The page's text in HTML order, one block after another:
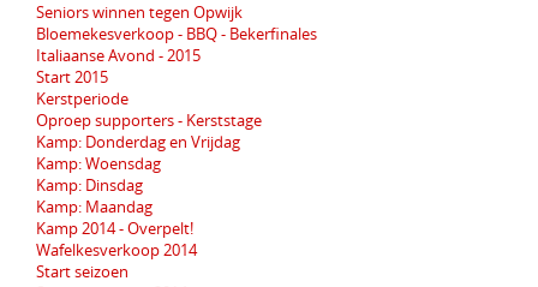
Seniors winnen tegen Opwijk
Bloemekesverkoop - BBQ - Bekerfinales
Italiaanse Avond - 2015
Start 2015
Kerstperiode
Oproep supporters - Kerststage
Kamp: Donderdag en Vrijdag
Kamp: Woensdag
Kamp: Dinsdag
Kamp: Maandag
Kamp 2014 - Overpelt!
Wafelkesverkoop 2014
Start seizoen